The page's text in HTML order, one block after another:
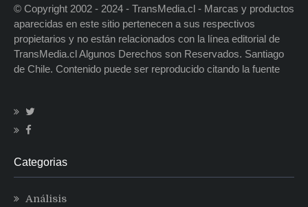
© Copyright 2002 - 2024 - TransMedia.cl - Marcas y productos
aparecidas en este sitio pertenecen a sus respectivos
propietarios y no están relacionados con la línea editorial de
TransMedia.cl Algunos Derechos son Reservados. Santiago
de Chile. Contenido puede ser reproducido citando la fuente
Categorias
Análisis